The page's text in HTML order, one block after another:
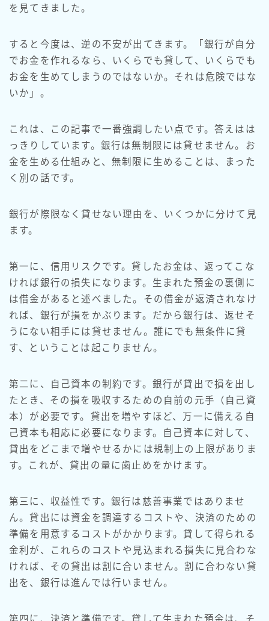
を見てきました。
すると今度は、逆の不安が出てきます。「銀行が自分
でお金を作れるなら、いくらでも貸して、いくらでも
お金を生めてしまうのではないか。それは危険ではな
いか」。
これは、この記事で一番強調したい点です。答えはは
っきりしています。銀行は無制限には貸せません。お
金を生める仕組みと、無制限に生めることは、まった
く別の話です。
銀行が際限なく貸せない理由を、いくつかに分けて見
ます。
第一に、信用リスクです。貸したお金は、返ってこな
ければ銀行の損失になります。生まれた預金の裏側に
は借金があると述べました。その借金が返済されなけ
れば、銀行が損をかぶります。だから銀行は、返せそ
うにない相手には貸せません。誰にでも無条件に貸
す、ということは起こりません。
第二に、自己資本の制約です。銀行が貸出で損を出し
たとき、その損を吸収するための自前の元手（自己資
本）が必要です。貸出を増やすほど、万一に備える自
己資本も相応に必要になります。自己資本に対して、
貸出をどこまで増やせるかには規制上の上限がありま
す。これが、貸出の量に歯止めをかけます。
第三に、収益性です。銀行は慈善事業ではありませ
ん。貸出には資金を調達するコストや、決済のための
準備を用意するコストがかかります。貸して得られる
金利が、これらのコストや見込まれる損失に見合わな
ければ、その貸出は割に合いません。割に合わない貸
出を、銀行は進んでは行いません。
第四に、決済と準備です。貸して生まれた預金は、そ